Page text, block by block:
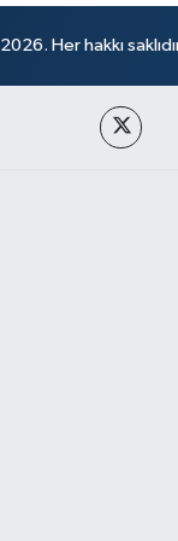
Her hakkı